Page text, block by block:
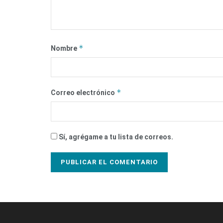
Nombre *
Correo electrónico *
Sí, agrégame a tu lista de correos.